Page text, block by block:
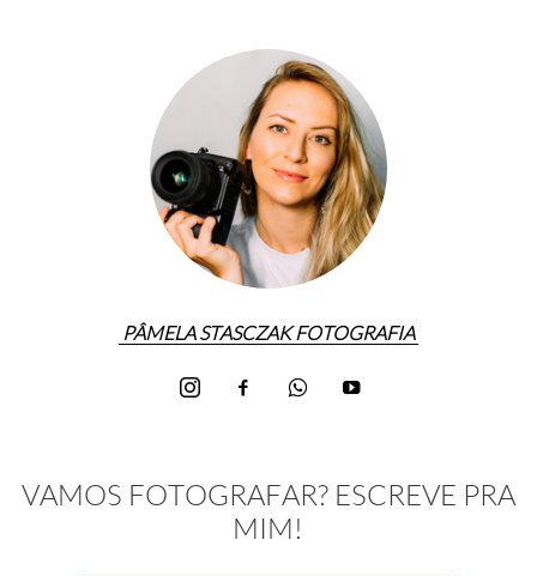
PÂMELA STASCZAK FOTOGRAFIA
VAMOS FOTOGRAFAR? ESCREVE PRA
MIM!